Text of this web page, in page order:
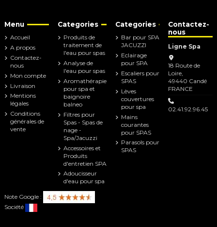
Menu
Accueil
A propos
Contactez-
nous
Mon compte
Livraison
Mentions
légales
Conditions
générales de
vente
Categories
Produits de
traitement de
l'eau pour spas
Analyse de
l'eau pour spas
Aromathérapie
pour spa et
baignoire
balneo
Filtres pour
Spas - Spas de
nage -
Spa/Jacuzzi
Accessoires et
Produits
d'entretien SPA
Adoucisseur
d'eau pour spa
Categories
Bar pour SPA
JACUZZI
Eclairage
pour SPA
Escaliers pour
SPAS
Lèves
couvertures
pour spa
Mains
courantes
pour SPAS
Parasols pour
SPAS
Contactez-
nous
Ligne Spa
18 Route de
Loire,
49440 Candé
FRANCE
02.41.92.96.45
Note Google :
Société